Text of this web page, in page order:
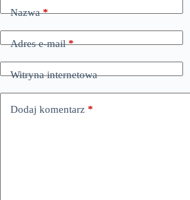
Nazwa*
Adres e-mail*
Witryna internetowa
Dodaj komentarz *